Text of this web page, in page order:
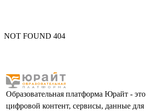
NOT FOUND 404
Образовательная платформа Юрайт - это
цифровой контент, сервисы, данные для